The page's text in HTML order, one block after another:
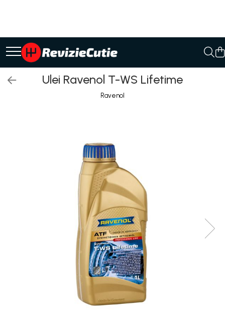
Ulei cutie automata
Filtre cutii automate
Ulei Ravenol T-WS Lifetime
Ravenol